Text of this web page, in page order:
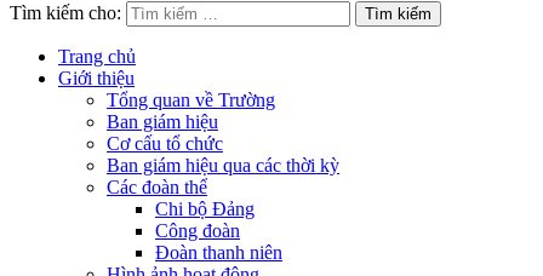
Tìm kiếm cho:
Trang chủ
Giới thiệu
Tổng quan về Trường
Ban giám hiệu
Cơ cấu tổ chức
Ban giám hiệu qua các thời kỳ
Các đoàn thể
Chi bộ Đảng
Công đoàn
Đoàn thanh niên